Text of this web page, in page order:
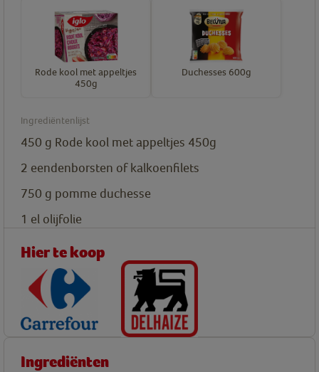
Rode kool met appeltjes
450g
Duchesses 600g
Ingrediëntenlijst
450 g Rode kool met appeltjes 450g
2 eendenborsten of kalkoenfilets
750 g pomme duchesse
1 el olijfolie
Hier te koop
Ingrediënten